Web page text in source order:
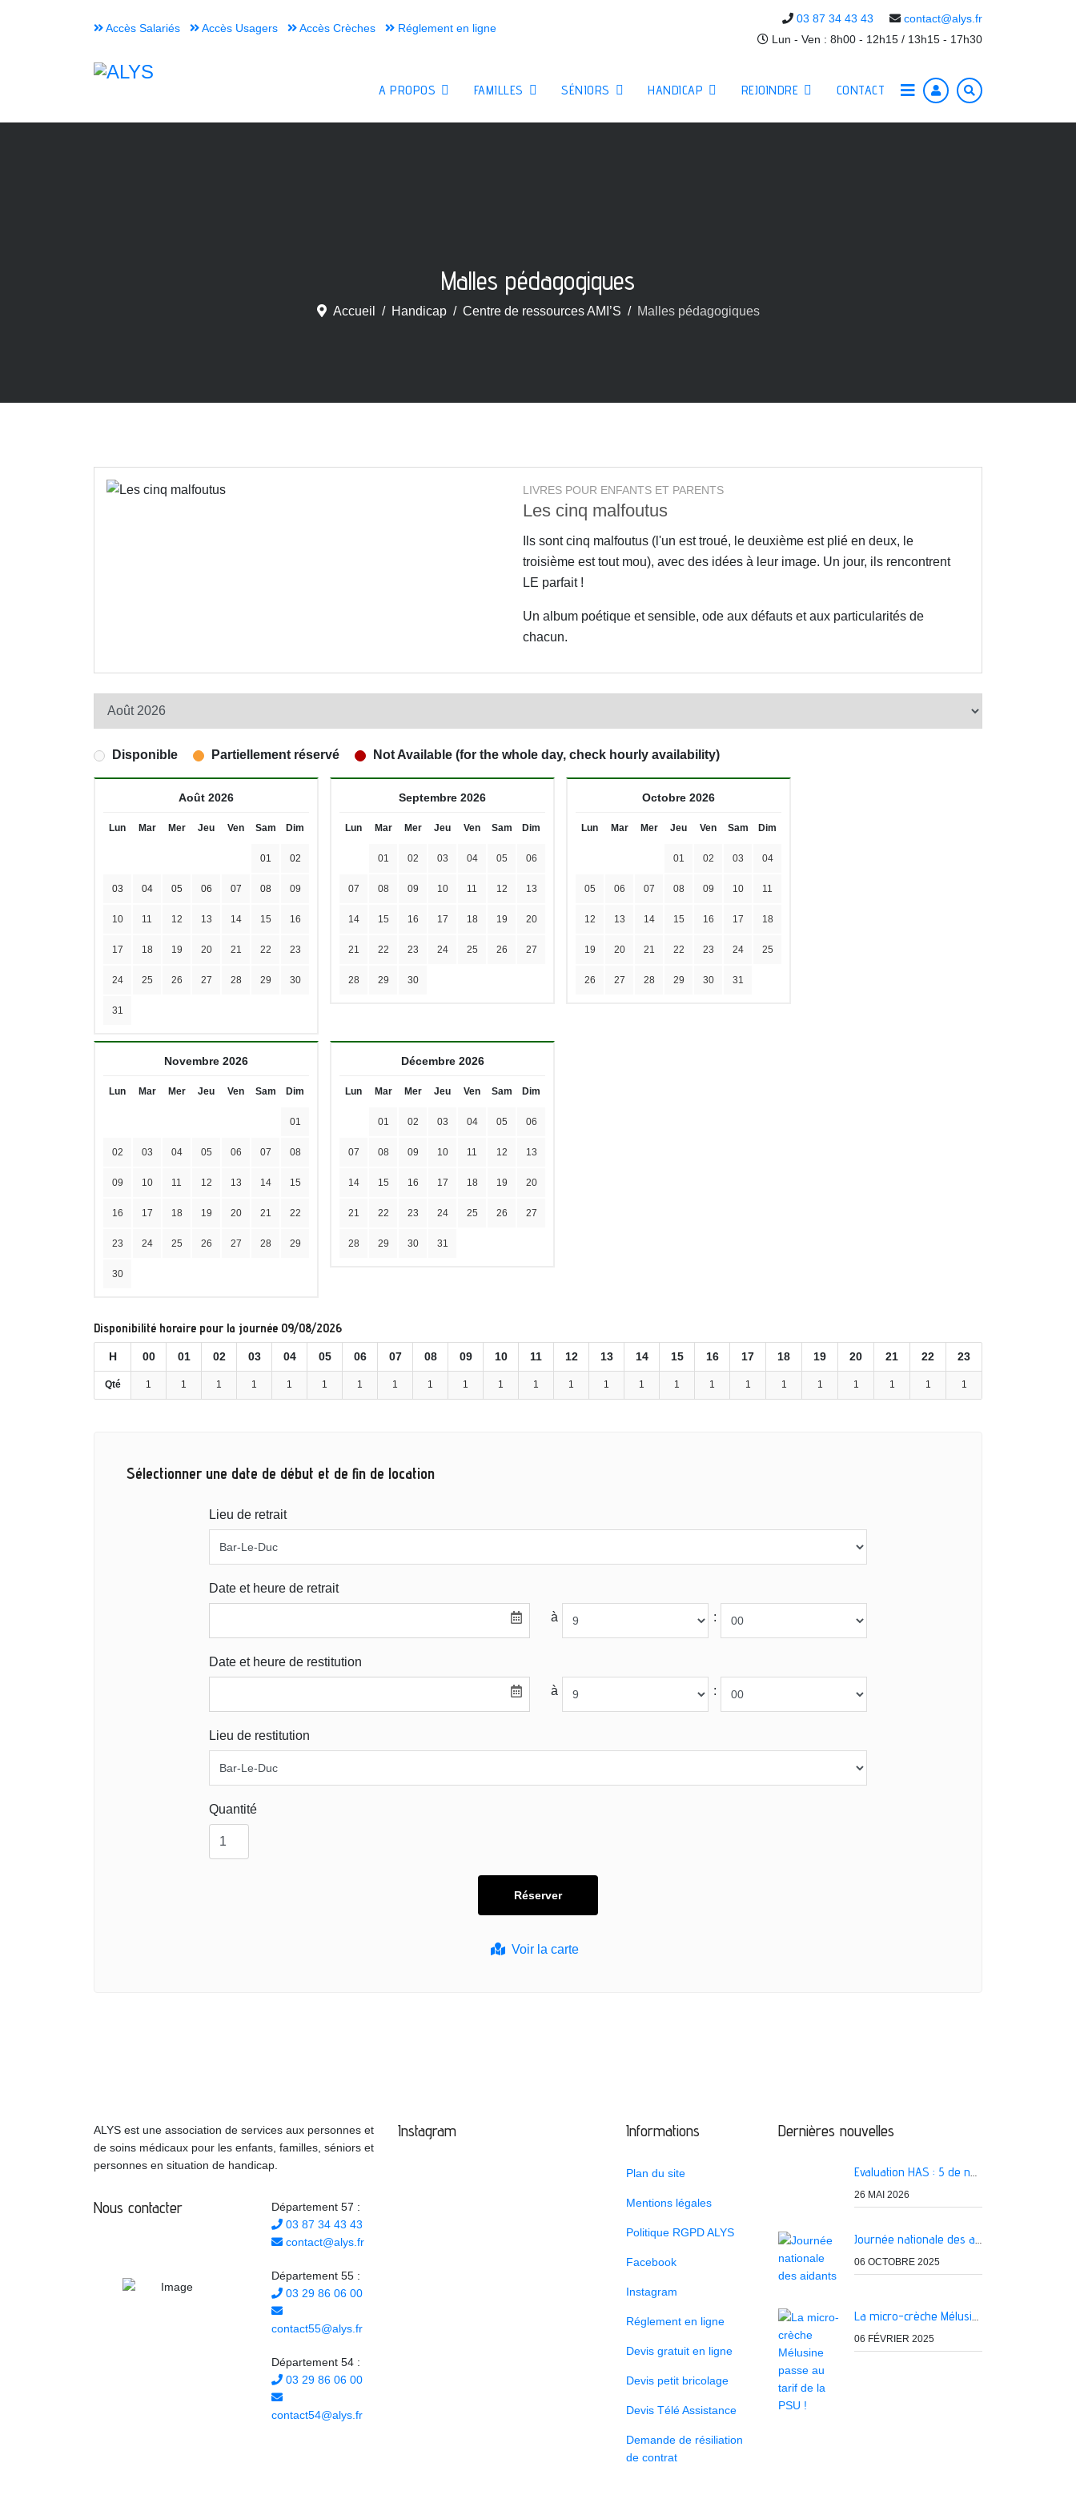
Accès Salariés Accès Usagers Accès Crèches Réglement en ligne
03 87 34 43 43
contact@alys.fr
Lun - Ven : 8h00 - 12h15 / 13h15 - 17h30
A PROPOS FAMILLES SÉNIORS HANDICAP REJOINDRE CONTACT
Malles pédagogiques
Accueil Handicap Centre de ressources AMI’S Malles pédagogiques
LIVRES POUR ENFANTS ET PARENTS
Les cinq malfoutus
Ils sont cinq malfoutus (l'un est troué, le deuxième est plié en deux, le
troisième est tout mou), avec des idées à leur image. Un jour, ils rencontrent
LE parfait !
Un album poétique et sensible, ode aux défauts et aux particularités de
chacun.
Disponible Partiellement réservé Not Available (for the whole day, check hourly availability)
Août 2026
Lun Mar Mer Jeu Ven Sam Dim
01 02
03 04 05 06 07 08 09
10 11 12 13 14 15 16
17 18 19 20 21 22 23
24 25 26 27 28 29 30
31
Septembre 2026
Lun Mar Mer Jeu Ven Sam Dim
01 02 03 04 05 06
07 08 09 10 11 12 13
14 15 16 17 18 19 20
21 22 23 24 25 26 27
28 29 30
Octobre 2026
Lun Mar Mer Jeu Ven Sam Dim
01 02 03 04
05 06 07 08 09 10 11
12 13 14 15 16 17 18
19 20 21 22 23 24 25
26 27 28 29 30 31
Novembre 2026
Lun Mar Mer Jeu Ven Sam Dim
01
02 03 04 05 06 07 08
09 10 11 12 13 14 15
16 17 18 19 20 21 22
23 24 25 26 27 28 29
30
Décembre 2026
Lun Mar Mer Jeu Ven Sam Dim
01 02 03 04 05 06
07 08 09 10 11 12 13
14 15 16 17 18 19 20
21 22 23 24 25 26 27
28 29 30 31
Disponibilité horaire pour la journée 09/08/2026
H 00 01 02 03 04 05 06 07 08 09 10 11 12 13 14 15 16 17 18 19 20 21 22 23
Qté 1 1 1 1 1 1 1 1 1 1 1 1 1 1 1 1 1 1 1 1 1 1 1 1
Sélectionner une date de début et de fin de location
Voir la carte
Lieu de retrait
Date et heure de retrait
à :
Date et heure de restitution
à :
Lieu de restitution
Quantité
ALYS est une association de services aux personnes et
de soins médicaux pour les enfants, familles, séniors et
personnes en situation de handicap.
Nous contacter
Département 57 :
03 87 34 43 43
contact@alys.fr
Département 55 :
03 29 86 06 00
contact55@alys.fr
Département 54 :
03 29 86 06 00
contact54@alys.fr
Instagram Informations
Plan du site
Mentions légales
Politique RGPD ALYS
Facebook
Instagram
Réglement en ligne
Devis gratuit en ligne
Devis petit bricolage
Devis Télé Assistance
Demande de résiliation
de contrat
Dernières nouvelles
Evaluation HAS : 5 de nos services classés A
26 MAI 2026
Journée nationale des aidants
06 OCTOBRE 2025
La micro-crèche Mélusine passe au tarif de la PSU !
06 FÉVRIER 2025